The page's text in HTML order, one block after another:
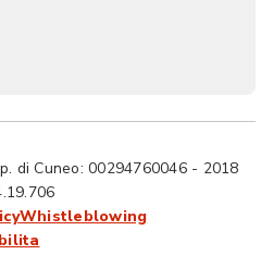
di Cuneo: 00294760046 - 2018
Whistleblowing